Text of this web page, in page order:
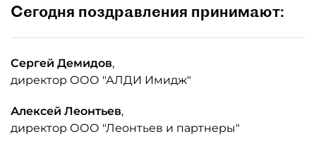
Сегодня поздравления принимают:
Сергей Демидов,
директор ООО "АЛДИ Имидж"
Алексей Леонтьев,
директор ООО "Леонтьев и партнеры"